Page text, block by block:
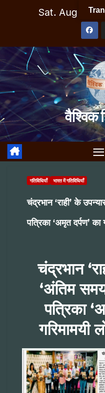
Sat. Aug 8th,
वैश्विक
गतिविधियाँ भारत में गतिविधियाँ
चंद्रभान ‘राही’ के
पत्रिका ‘अमृत दर्पण’ का
चंद्रभान
‘अंतिम
पत्रिका
गरिमामयी